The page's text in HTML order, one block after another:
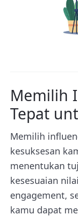
Memilih
Tepat
Memilih
kesuksesan
menentukan
kesesuaian
engagement,
kamu dapat